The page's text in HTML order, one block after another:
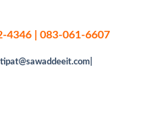
4346 | 083-061-6607